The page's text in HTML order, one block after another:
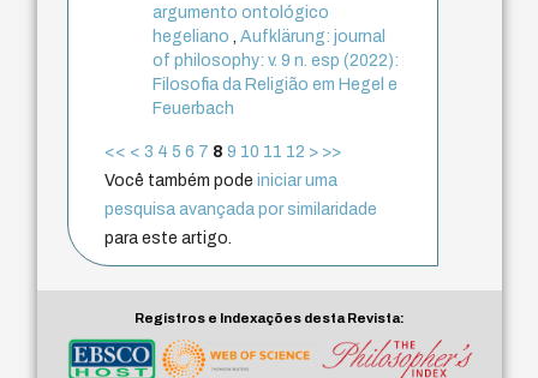
argumento ontológico
hegeliano,Aufklärung: journal
of philosophy: v. 9 n. esp (2022):
Filosofia da Religião em Hegel e
Feuerbach
<< < 3 4 5 6 7 8 9 10 11 12 > >>
Você também podeiniciar uma
pesquisa avançada por similaridade
para este artigo.
Registros e Indexações desta Revista: